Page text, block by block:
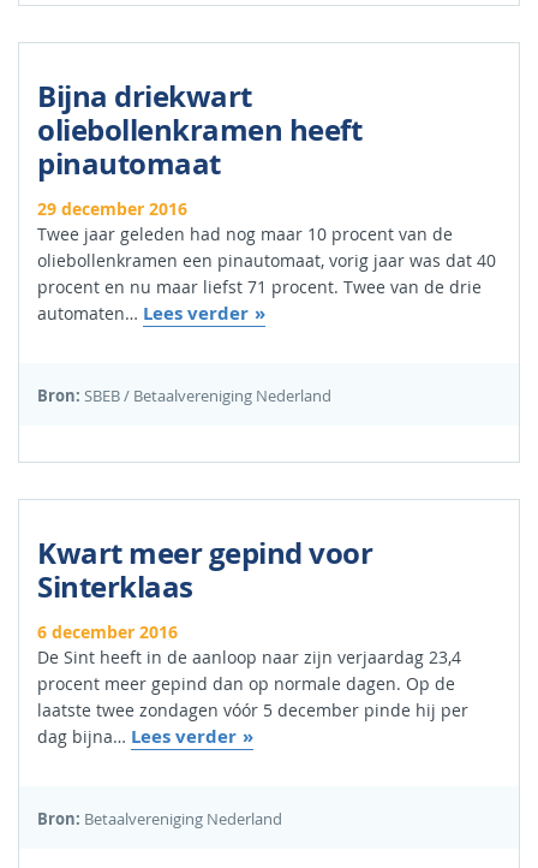
Bijna driekwart
oliebollenkramen heeft
pinautomaat
29 december 2016
Twee jaar geleden had nog maar 10 procent van de
oliebollenkramen een pinautomaat, vorig jaar was dat 40
procent en nu maar liefst 71 procent. Twee van de drie
automaten… Lees verder
Bron: SBEB / Betaalvereniging Nederland
Kwart meer gepind voor
Sinterklaas
6 december 2016
De Sint heeft in de aanloop naar zijn verjaardag 23,4
procent meer gepind dan op normale dagen. Op de
laatste twee zondagen vóór 5 december pinde hij per
dag bijna… Lees verder
Bron: Betaalvereniging Nederland